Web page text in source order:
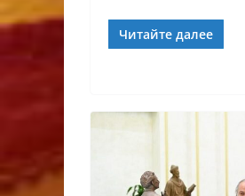
Читайте далее